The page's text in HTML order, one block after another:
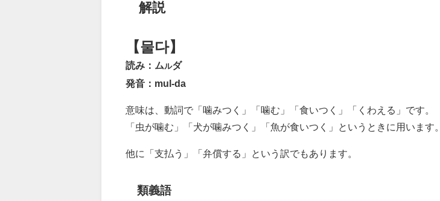
解説
【물다】
読み：ムルダ
発音：mul-da
意味は、動詞で「噛みつく」「噛む」「食いつく」「くわえる」です。
「虫が噛む」「犬が噛みつく」「魚が食いつく」というときに用います。
他に「支払う」「弁償する」という訳でもあります。
類義語